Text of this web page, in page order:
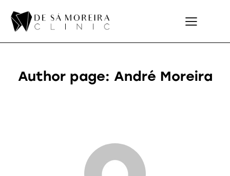
Author page: André Moreira